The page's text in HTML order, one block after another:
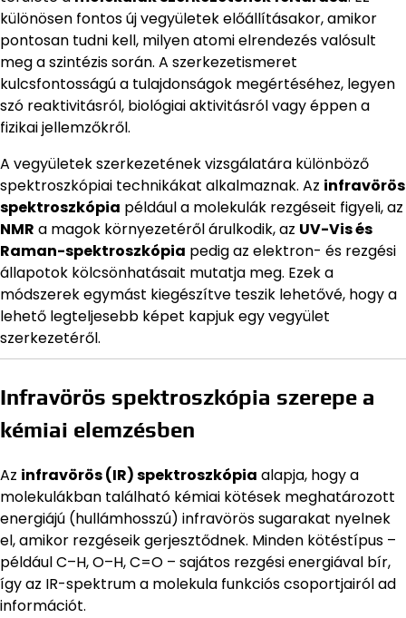
különösen fontos új vegyületek előállításakor, amikor
pontosan tudni kell, milyen atomi elrendezés valósult
meg a szintézis során. A szerkezetismeret
kulcsfontosságú a tulajdonságok megértéséhez, legyen
szó reaktivitásról, biológiai aktivitásról vagy éppen a
fizikai jellemzőkről.
A vegyületek szerkezetének vizsgálatára különböző
spektroszkópiai technikákat alkalmaznak. Az infravörös
spektroszkópia például a molekulák rezgéseit figyeli, az
NMR a magok környezetéről árulkodik, az UV-Vis és
Raman-spektroszkópia pedig az elektron- és rezgési
állapotok kölcsönhatásait mutatja meg. Ezek a
módszerek egymást kiegészítve teszik lehetővé, hogy a
lehető legteljesebb képet kapjuk egy vegyület
szerkezetéről.
Infravörös spektroszkópia szerepe a
kémiai elemzésben
Az infravörös (IR) spektroszkópia alapja, hogy a
molekulákban található kémiai kötések meghatározott
energiájú (hullámhosszú) infravörös sugarakat nyelnek
el, amikor rezgéseik gerjesztődnek. Minden kötéstípus –
például C–H, O–H, C=O – sajátos rezgési energiával bír,
így az IR-spektrum a molekula funkciós csoportjairól ad
információt.